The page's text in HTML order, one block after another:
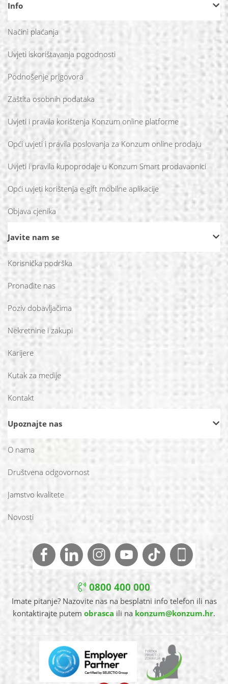
Info
Načini plaćanja
Uvjeti iskorištavanja pogodnosti
Podnošenje prigovora
Zaštita osobnih podataka
Uvjeti i pravila korištenja Konzum online platforme
Opći uvjeti i pravila poslovanja za Konzum online prodaju
Uvjeti i pravila kupoprodaje u Konzum Smart prodavaonici
Opći uvjeti korištenja e-gift mobilne aplikacije
Objava cjenika
Javite nam se
Korisnička podrška
Pronađite nas
Poziv dobavljačima
Nekretnine i zakupi
Karijere
Kutak za medije
Kontakt
Upoznajte nas
O nama
Društvena odgovornost
Jamstvo kvalitete
Novosti
0800 400 000
Imate pitanje? Nazovite nas na besplatni info telefon ili nas
kontaktirajte putem obrasca ili na konzum@konzum.hr.